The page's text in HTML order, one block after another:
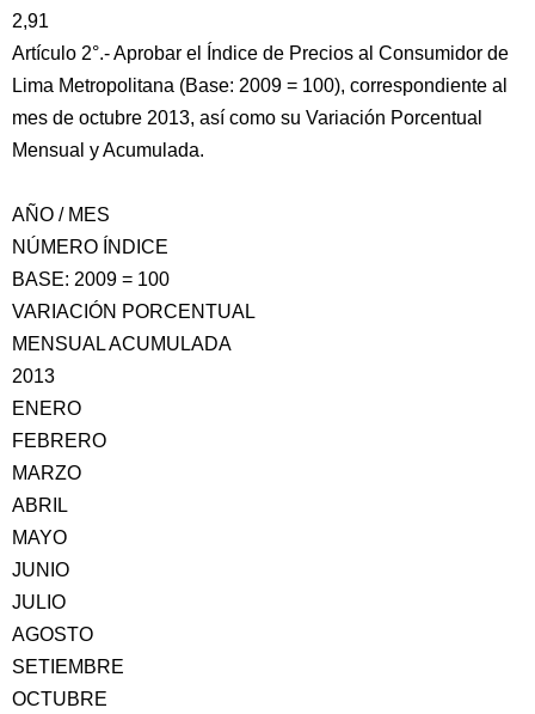
2,91
Artículo 2°.- Aprobar el Índice de Precios al Consumidor de
Lima Metropolitana (Base: 2009 = 100), correspondiente al
mes de octubre 2013, así como su Variación Porcentual
Mensual y Acumulada.
AÑO / MES
NÚMERO ÍNDICE
BASE: 2009 = 100
VARIACIÓN PORCENTUAL
MENSUAL ACUMULADA
2013
ENERO
FEBRERO
MARZO
ABRIL
MAYO
JUNIO
JULIO
AGOSTO
SETIEMBRE
OCTUBRE